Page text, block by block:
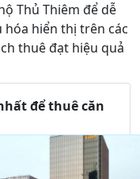
Thủ Thiêm để dễ
hiển thị trên các
thuê đạt hiệu quả
để thuê căn